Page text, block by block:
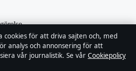
cookies för att driva sajten och, med
analys och annonsering för att
vår journalistik. Se vår Cookiepolicy